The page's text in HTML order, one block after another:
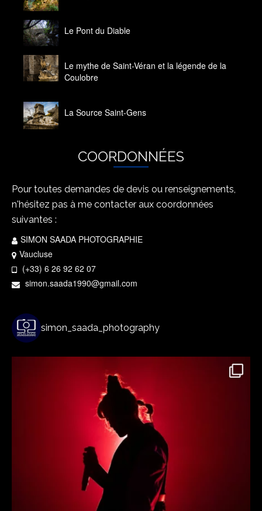
Le Pont du Diable
Le mythe de Saint-Véran et la légende de la
Coulobre
La Source Saint-Gens
COORDONNÉES
Pour toutes demandes de devis ou renseignements,
n'hésitez pas à me contacter aux coordonnées
suivantes :
SIMON SAADA PHOTOGRAPHIE
Vaucluse
(+33) 6 26 92 62 07
simon.saada1990@gmail.com
simon_saada_photography